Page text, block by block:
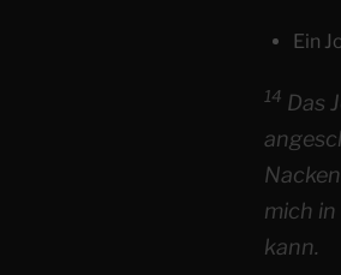
Ein
14 Das
mich
kann.